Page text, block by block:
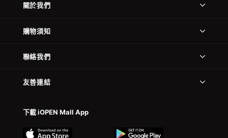
關於我們
購物須知
聯絡我們
友善連結
下載 iOPEN Mall App